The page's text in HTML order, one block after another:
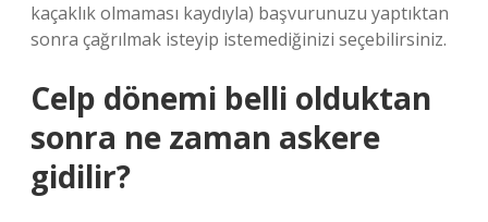
kaçaklık olmaması kaydıyla) başvurunuzu yaptıktan
sonra çağrılmak isteyip istemediğinizi seçebilirsiniz.
Celp dönemi belli olduktan
sonra ne zaman askere
gidilir?